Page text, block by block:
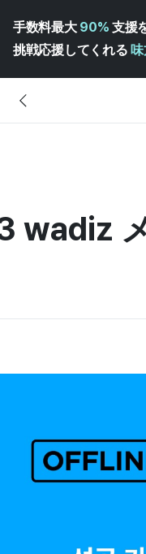
手数料最大 90% 支援
挑戦応援してくれる 味
wadiz